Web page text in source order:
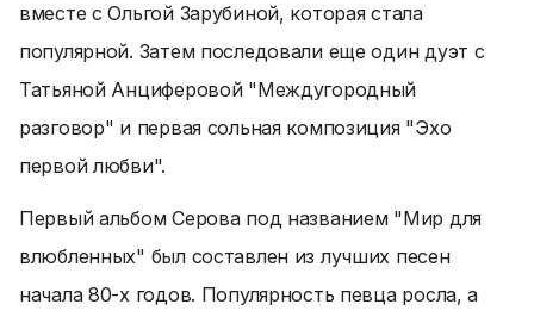
вместе с Ольгой Зарубиной, которая стала
популярной. Затем последовали еще один дуэт с
Татьяной Анциферовой "Междугородный
разговор" и первая сольная композиция "Эхо
первой любви".
Первый альбом Серова под названием "Мир для
влюбленных" был составлен из лучших песен
начала 80-х годов. Популярность певца росла, а